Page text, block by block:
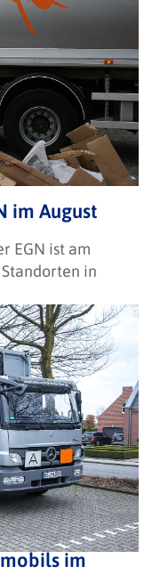
im August
EGN ist am
in
im